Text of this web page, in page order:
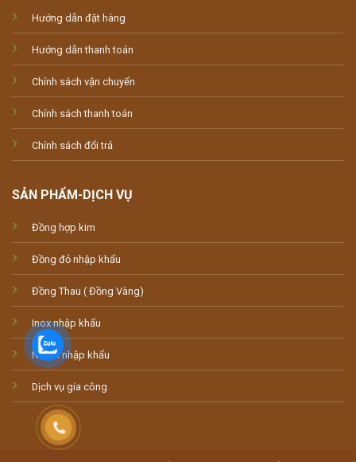
Hướng dẫn đặt hàng
Hướng dẫn thanh toán
Chính sách vận chuyển
Chính sách thanh toán
Chính sách đổi trả
SẢN PHẨM-DỊCH VỤ
Đồng hợp kim
Đồng đỏ nhập khẩu
Đồng Thau ( Đồng Vàng)
Inox nhập khẩu
Nhôm nhập khẩu
Dịch vụ gia công